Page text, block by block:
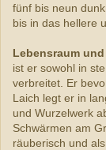
fünf bis neun
bis in das hellere
Lebensraum
ist er sowohl in
verbreitet. Er
Laich legt er in
und Wurzelwerk
Schwärmen am
räuberisch und